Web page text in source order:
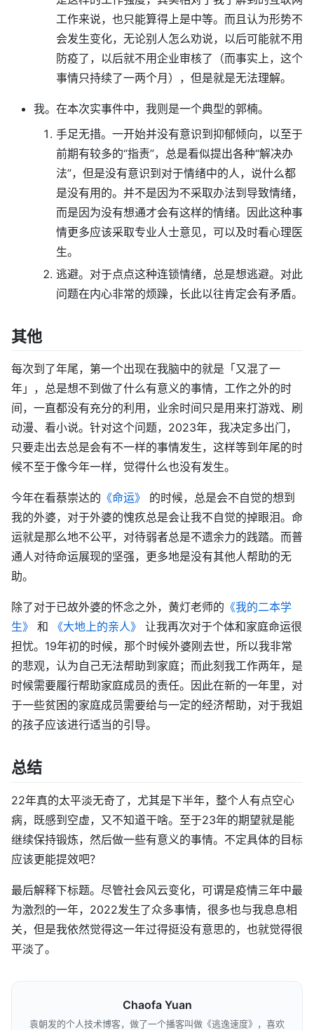
工作来说，也只能算得上是中等。而且认为形势不
会发生变化，无论别人怎么劝说，以后可能就不用
防疫了，以后就不用企业审核了（而事实上，这个
事情只持续了一两个月），但是就是无法理解。
我。在本次实事件中，我则是一个典型的郭楠。
手足无措。一开始并没有意识到抑郁倾向，以至于
前期有较多的“指责”，总是看似提出各种“解决办
法”，但是没有意识到对于情绪中的人，说什么都
是没有用的。并不是因为不采取办法到导致情绪，
而是因为没有想通才会有这样的情绪。因此这种事
情更多应该采取专业人士意见，可以及时看心理医
生。
逃避。对于点点这种连锁情绪，总是想逃避。对此
问题在内心非常的烦躁，长此以往肯定会有矛盾。
其他
每次到了年尾，第一个出现在我脑中的就是「又混了一
年」，总是想不到做了什么有意义的事情，工作之外的时
间，一直都没有充分的利用，业余时间只是用来打游戏、刷
动漫、看小说。针对这个问题，2023年，我决定多出门，
只要走出去总是会有不一样的事情发生，这样等到年尾的时
候不至于像今年一样，觉得什么也没有发生。
今年在看蔡崇达的 《命运》
的时候，总是会不自觉的想到
我的外婆，对于外婆的愧疚总是会让我不自觉的掉眼泪。命
运就是那么地不公平，对待弱者总是不遗余力的践踏。而普
通人对待命运展现的坚强，更多地是没有其他人帮助的无
助。
除了对于已故外婆的怀念之外，黄灯老师的 《我的二本学
生》
和 《大地上的亲人》
让我再次对于个体和家庭命运很
担忧。19年初的时候，那个时候外婆刚去世，所以我非常
的悲观，认为自己无法帮助到家庭；而此刻我工作两年，是
时候需要履行帮助家庭成员的责任。因此在新的一年里，对
于一些贫困的家庭成员需要给与一定的经济帮助，对于我姐
的孩子应该进行适当的引导。
总结
22年真的太平淡无奇了，尤其是下半年，整个人有点空心
病，既感到空虚，又不知道干啥。至于23年的期望就是能
继续保持锻炼，然后做一些有意义的事情。不定具体的目标
应该更能提效吧？
最后解释下标题。尽管社会风云变化，可谓是疫情三年中最
为激烈的一年，2022发生了众多事情，很多也与我息息相
关，但是我依然觉得这一年过得挺没有意思的，也就觉得很
平淡了。
Chaofa Yuan
袁朝发的个人技术博客，做了一个播客叫做《逃逸速度》，喜欢